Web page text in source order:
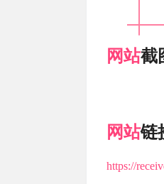
网站截
网站链
https://